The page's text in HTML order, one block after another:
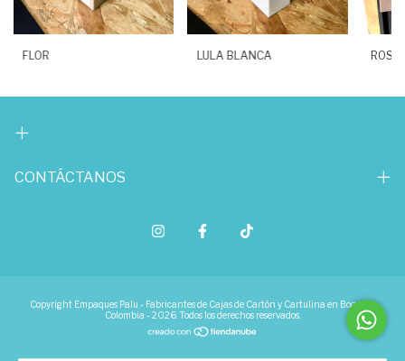
FLOR LULA BLANCA ROSI
CONTÁCTANOS
Copyright Empaques Palu - Fabricantes de Cajas de Cartón y Cartulina en Bogotá -
Colombia - 2026. Todos los derechos reservados.